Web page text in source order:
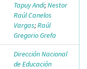
Tapuy Andi;Nestor
Raúl Canelos
Vargas;Raúl
Gregorio Grefa
Dirección Nacional
de Educación